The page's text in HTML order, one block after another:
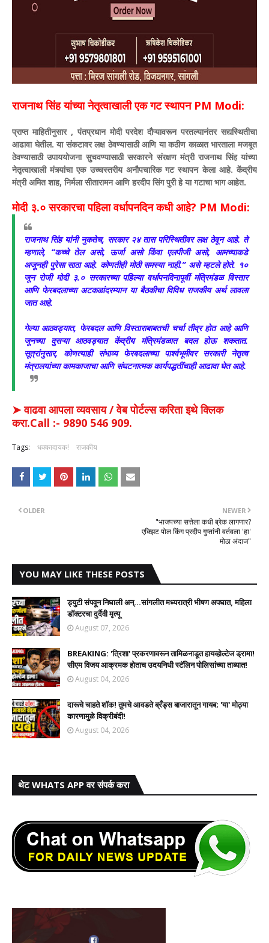
राजनाथ सिंह यांच्या नेतृत्वाखाली एक गट स्थापन PM Modi:
प्राप्त माहितीनुसार , पंतप्रधान मोदी परदेश दौऱ्यावरून परतल्यानंतर सद्यस्थितीचा
आढावा घेतील. या संकटावर लक्ष ठेवण्यासाठी आणि या कठीण काळात भारताला मजबूत
ठेवण्यासाठी उपाययोजना सुचवण्यासाठी सरकारने संरक्षण मंत्री राजनाथ सिंह यांच्या
नेतृत्वाखाली मंत्र्यांचा एक उच्चस्तरीय अनौपचारिक गट स्थापन केला आहे. केंद्रीय
मंत्री अमित शाह, निर्मला सीतारामन आणि हरदीप सिंग पुरी हे या गटाचा भाग आहेत.
मोदी ३.० सरकारचा पहिला वर्धापनदिन कधी आहे? PM Modi:
राजनाथ सिंह यांनी नुकतेच, सरकार २४ तास परिस्थितीवर लक्ष ठेवून आहे. ते
म्हणाले, “कच्चे तेल असो, ऊर्जा असो किंवा एलपीजी असो, आमच्याकडे
अजूनही पुरेसा साठा आहे. कोणतीही मोठी समस्या नाही.” असे म्हटले होते. १०
जून रोजी मोदी ३.० सरकारच्या पहिल्या वर्धापनदिनापूर्वी मंत्रिमंडळ विस्तार
आणि फेरबदलाच्या अटकळांदरम्यान या बैठकीचा विविध राजकीय अर्थ लावला
जात आहे.
गेल्या आठवड्यात, फेरबदल आणि विस्ताराबाबतची चर्चा तीव्र होत आहे आणि
जूनच्या दुसऱ्या आठवड्यात केंद्रीय मंत्रिमंडळात बदल होऊ शकतात.
सूत्रांनुसार, कोणत्याही संभाव्य फेरबदलाच्या पार्श्वभूमीवर सरकारी नेतृत्व
मंत्रालयांच्या कामकाजाचा आणि संघटनात्मक कार्यपद्धतींचाही आढावा घेत आहे.
➤ वाढवा आपला व्यवसाय / वेब पोर्टल्स करिता इथे क्लिक
करा.Call :- 9890 546 909.
Tags: धक्कादायक! राजकीय
NEWER
​"भाजपच्या सत्तेला कधी ब्रेक लागणार?
एक्झिट पोल किंग प्रदीप गुप्तांनी वर्तवला 'हा'
मोठा अंदाज"
OLDER
YOU MAY LIKE THESE POSTS
ड्युटी संपवून निघाली अन्...सांगलीत मध्यरात्री भीषण अपघात, महिला
डॉक्टरचा दुर्दैवी मृत्यू
August 07, 2026
BREAKING: 'त्रिशा' प्रकरणावरून तामिळनाडूत हायव्होल्टेज ड्रामा!
सीएम विजय आक्रमक होताच उदयनिधी स्टॅलिन पोलिसांच्या ताब्यात!
August 04, 2026
दारूचे चाहते शॉक! तुमचे आवडते ब्रँड्स बाजारातून गायब; 'या' मोठ्या
कारणामुळे विक्रीबंदी!
August 04, 2026
थेट WHATS APP वर संपर्क करा